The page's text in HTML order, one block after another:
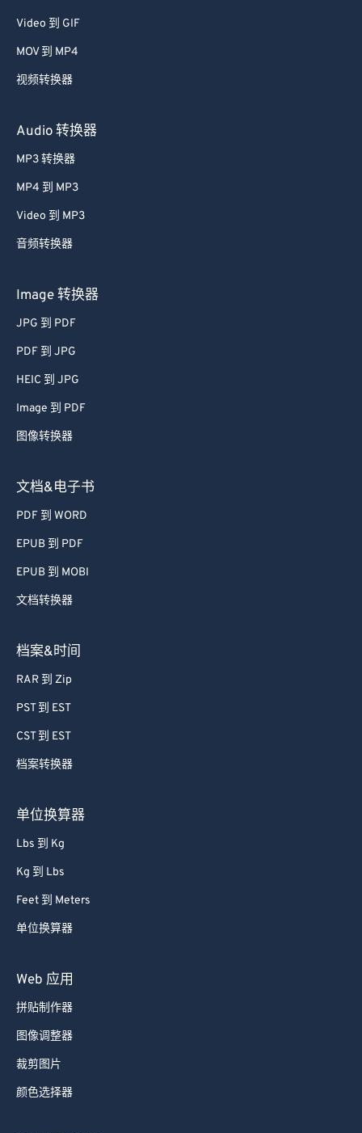
Video 到 GIF
MOV 到 MP4
视频转换器
Audio 转换器
MP3 转换器
MP4 到 MP3
Video 到 MP3
音频转换器
Image 转换器
JPG 到 PDF
PDF 到 JPG
HEIC 到 JPG
Image 到 PDF
图像转换器
文档&电子书
PDF 到 WORD
EPUB 到 PDF
EPUB 到 MOBI
文档转换器
档案&时间
RAR 到 Zip
PST 到 EST
CST 到 EST
档案转换器
单位换算器
Lbs 到 Kg
Kg 到 Lbs
Feet 到 Meters
单位换算器
Web 应用
拼贴制作器
图像调整器
裁剪图片
颜色选择器